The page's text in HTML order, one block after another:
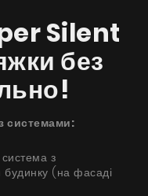
Silent
без
системами:
з
(на фасаді